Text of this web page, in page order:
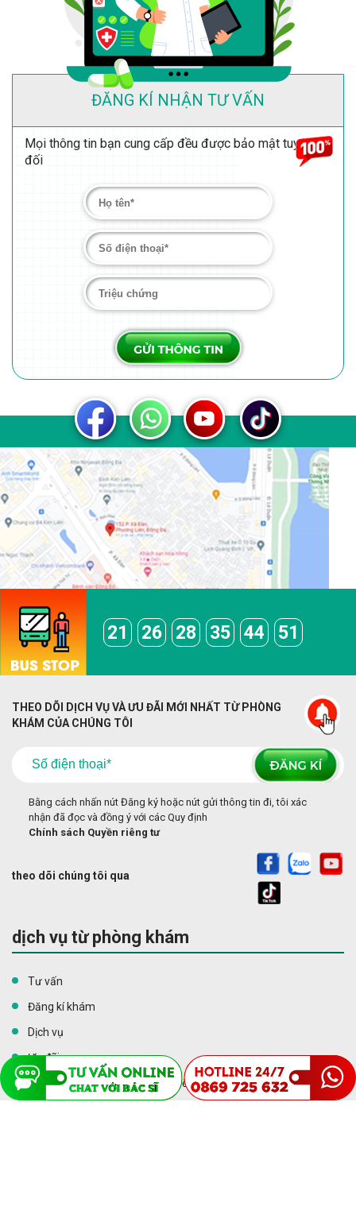
Mì tôm omachi xốt bò hầm bao
nhiêu calo và ăn có béo không?
Ăn mít với chuối có sao không? Sự
thật nhiều người chưa biết
ĐĂNG KÍ NHẬN TƯ VẤN
21 44 51
THEO DÕI DỊCH VỤ VÀ ƯU ĐÃI MỚI NHẤT TỪ PHÒNG
Bằng cách nhấn nút Đăng ký hoặc nút gửi thông tin đi, tôi xác
nhận đã đọc và đồng ý với các Quy định
Chính sách Quyền riêng tư